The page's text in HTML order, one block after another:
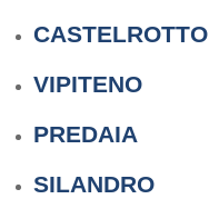
CASTELROTTO
VIPITENO
PREDAIA
SILANDRO